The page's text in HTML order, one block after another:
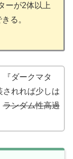
ーが2体以上
る。
『ダークマタ
されれば少しは
ランダム性高過